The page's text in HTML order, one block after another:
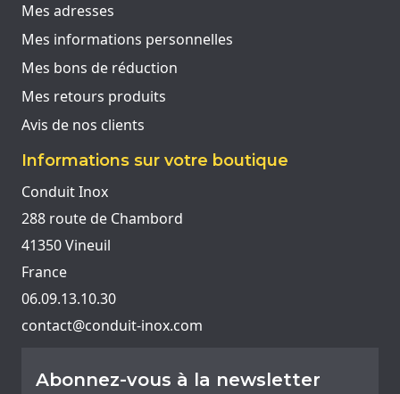
Mes adresses
Mes informations personnelles
Mes bons de réduction
Mes retours produits
Avis de nos clients
Informations sur votre boutique
Conduit Inox
288 route de Chambord
41350 Vineuil
France
06.09.13.10.30
contact@conduit-inox.com
Abonnez-vous à la newsletter